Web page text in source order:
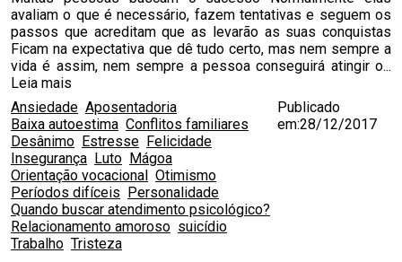
avaliam o que é necessário, fazem tentativas e seguem os
passos que acreditam que as levarão as suas conquistas
Ficam na expectativa que dê tudo certo, mas nem sempre a
vida é assim, nem sempre a pessoa conseguirá atingir o...
Leia mais
Ansiedade Aposentadoria
Baixa autoestima Conflitos familiares
Desânimo Estresse Felicidade
Insegurança Luto Mágoa
Orientação vocacional Otimismo
Períodos difíceis Personalidade
Quando buscar atendimento psicológico?
Relacionamento amoroso suicídio
Trabalho Tristeza
Publicado
em:28/12/2017